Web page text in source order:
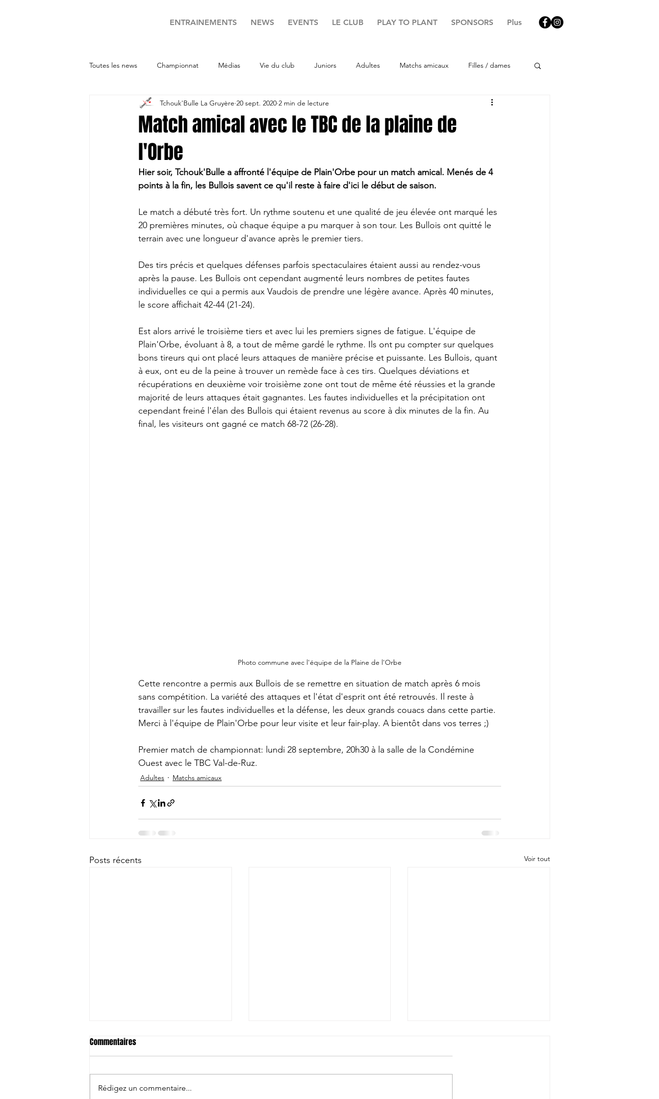
ENTRAINEMENTS NEWS EVENTS LE CLUB PLAY TO PLANT SPONSORS Plus
Toutes les news Championnat Médias Vie du club Juniors Adultes Matchs amicaux Filles / dames
Match amical avec le TBC de la plaine de
l'Orbe
Tchouk'Bulle La Gruyère 20 sept. 2020 2 min de lecture
Hier soir, Tchouk'Bulle a affronté l'équipe de Plain'Orbe pour un match amical. Menés de 4
points à la fin, les Bullois savent ce qu'il reste à faire d'ici le début de saison.
Le match a débuté très fort. Un rythme soutenu et une qualité de jeu élevée ont marqué les
20 premières minutes, où chaque équipe a pu marquer à son tour. Les Bullois ont quitté le
terrain avec une longueur d'avance après le premier tiers.
Des tirs précis et quelques défenses parfois spectaculaires étaient aussi au rendez-vous
après la pause. Les Bullois ont cependant augmenté leurs nombres de petites fautes
individuelles ce qui a permis aux Vaudois de prendre une légère avance. Après 40 minutes,
le score affichait 42-44 (21-24).
Est alors arrivé le troisième tiers et avec lui les premiers signes de fatigue. L'équipe de
Plain'Orbe, évoluant à 8, a tout de même gardé le rythme. Ils ont pu compter sur quelques
bons tireurs qui ont placé leurs attaques de manière précise et puissante. Les Bullois, quant
à eux, ont eu de la peine à trouver un remède face à ces tirs. Quelques déviations et
récupérations en deuxième voir troisième zone ont tout de même été réussies et la grande
majorité de leurs attaques était gagnantes. Les fautes individuelles et la précipitation ont
cependant freiné l'élan des Bullois qui étaient revenus au score à dix minutes de la fin. Au
final, les visiteurs ont gagné ce match 68-72 (26-28).
Photo commune avec l'équipe de la Plaine de l'Orbe
Cette rencontre a permis aux Bullois de se remettre en situation de match après 6 mois
sans compétition. La variété des attaques et l'état d'esprit ont été retrouvés. Il reste à
travailler sur les fautes individuelles et la défense, les deux grands couacs dans cette partie.
Merci à l'équipe de Plain'Orbe pour leur visite et leur fair-play. A bientôt dans vos terres ;)
Premier match de championnat: lundi 28 septembre, 20h30 à la salle de la Condémine
Ouest avec le TBC Val-de-Ruz.
Adultes Matchs amicaux
Posts récents Voir tout
Commentaires
Rédigez un commentaire...